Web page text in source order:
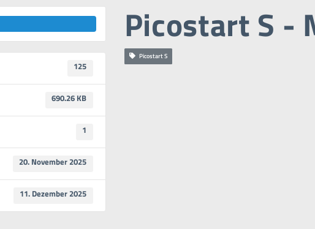
125
690.26 KB
1
20. November 2025
11. Dezember 2025
Picostart S -
Picostart S